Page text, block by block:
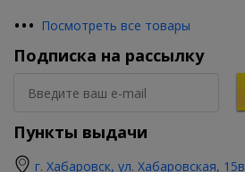
••• Посмотреть все товары
Подписка на рассылку
Пункты выдачи
г. Хабаровск, ул. Хабаровская, 15в